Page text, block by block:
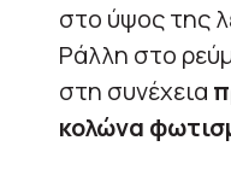
στο ύψος της
Ράλλη στο
στη συνέχεια
κολώνα